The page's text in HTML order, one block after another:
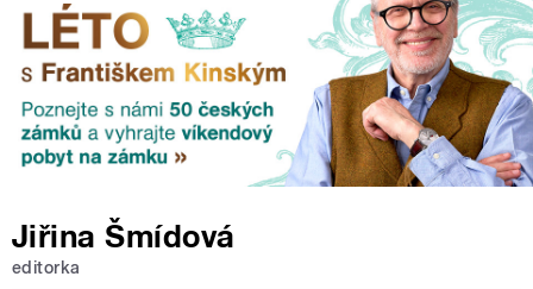
Jiřina Šmídová
editorka